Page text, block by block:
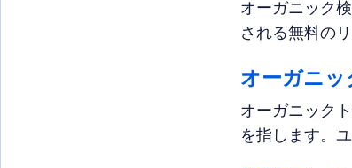
オーガニック
される無料の
オーガニッ
オーガニック
を指します。